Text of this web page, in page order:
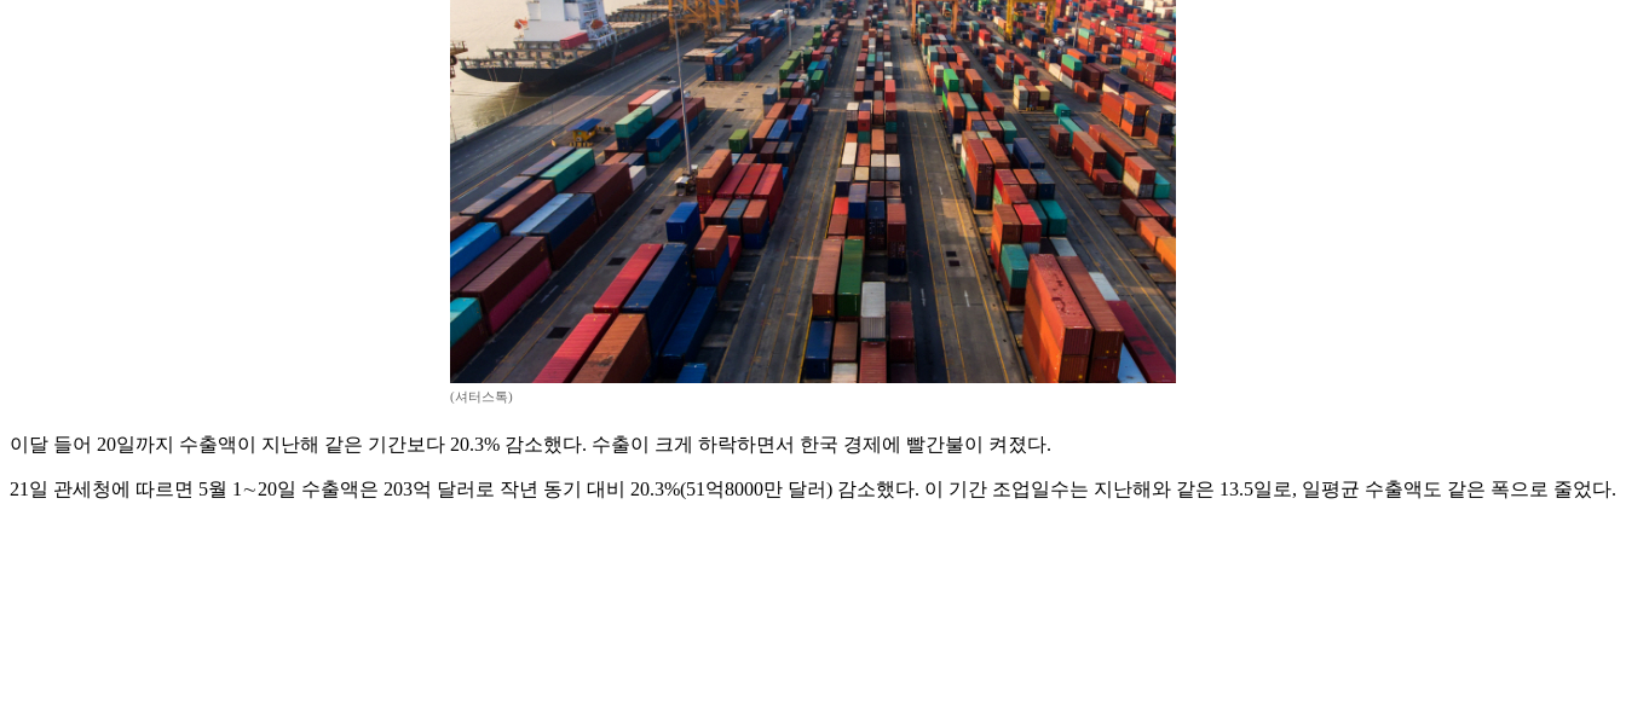
(셔터스톡)
이달 들어 20일까지 수출액이 지난해 같은 기간보다 20.3% 감소했다. 수출이 크게 하락하면서 한국 경제에 빨간불이 켜졌다.
21일 관세청에 따르면 5월 1∼20일 수출액은 203억 달러로 작년 동기 대비 20.3%(51억8000만 달러) 감소했다. 이 기간 조업일수는 지난해와 같은 13.5일로, 일평균 수출액도 같은 폭으로 줄었다.